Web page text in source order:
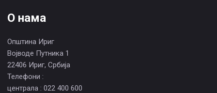
О нама
Општина Ириг
Војводе Путника 1
22406 Ириг, Србија
Телефони :
централа : 022 400 600